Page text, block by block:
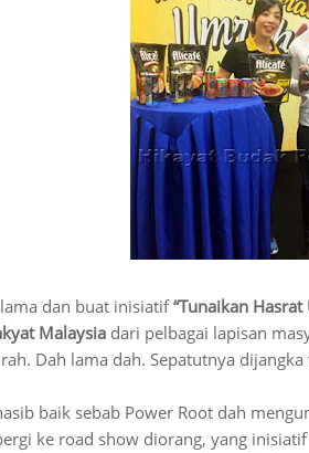
dan buat inisiatif“Tunaikan Hasrat
Malaysia dari pelbagai lapisan
Dah lama dah. Sepatutnya
baik sebab Power Root dah
ke road show diorang, yang inisiatif